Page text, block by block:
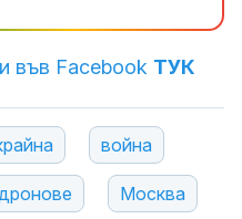
във Facebook ТУК
война
Москва